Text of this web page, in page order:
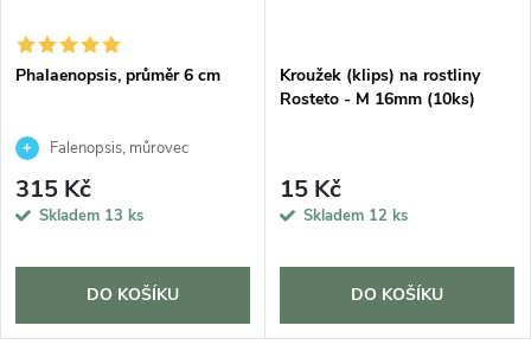
Phalaenopsis, průměr 6 cm
Falenopsis, můrovec
315 Kč
Skladem 13 ks
DO KOŠÍKU
Kroužek (klips) na rostliny
Rosteto - M 16mm (10ks)
15 Kč
Skladem 12 ks
DO KOŠÍKU